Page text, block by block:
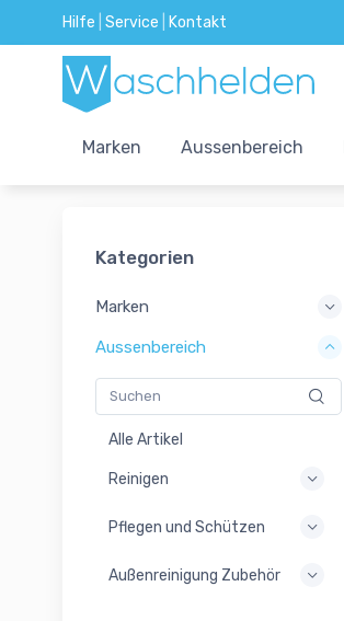
Hilfe Service Kontakt
Marken Aussenbereich
Kategorien
Marken
Aussenbereich
Alle Artikel
Reinigen
Pflegen und Schützen
Außenreinigung Zubehör